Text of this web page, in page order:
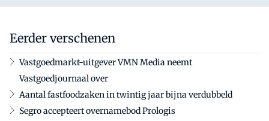
Eerder verschenen
Vastgoedmarkt-uitgever VMN Media neemt
Vastgoedjournaal over
Aantal fastfoodzaken in twintig jaar bijna verdubbeld
Segro accepteert overnamebod Prologis